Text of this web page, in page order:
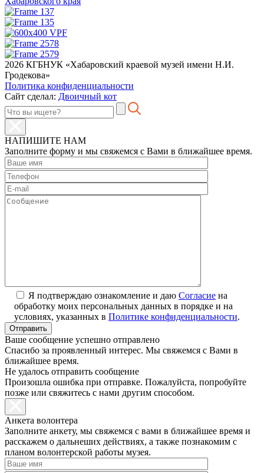
2026 КГБНУК «Хабаровский краевой музей имени Н.И.
Гродекова»
Политика конфиденциальности
Сайт сделал: Двоичный кот
НАПИШИТЕ НАМ
Заполните форму и мы свяжемся с Вами в ближайшее время.
Я подтверждаю ознакомление и даю Согласие на
обработку моих персональных данных в порядке и на
условиях, указанных в Политике конфиденциальности.
Ваше сообщение успешно отправлено
Спасибо за проявленный интерес. Мы свяжемся с Вами в
ближайшее время.
Не удалось отправить сообщение
Произошла ошибка при отправке. Пожалуйста, попробуйте
позже или свяжитесь с нами другим способом.
Анкета волонтера
Заполните анкету, мы свяжемся с вами в ближайшее время и
расскажем о дальнеших действиях, а также познакомим с
планом волонтерской работы музея.